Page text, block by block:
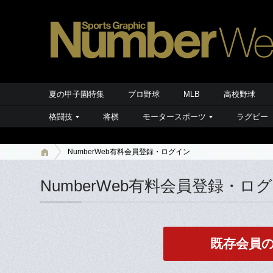
夏の甲子園特集 プロ野球 MLB 高校野球
格闘技 将棋 モータースポーツ ラグビー
NumberWeb有料会員登録・ログイン
NumberWeb有料会員登録・ロ
既存会員